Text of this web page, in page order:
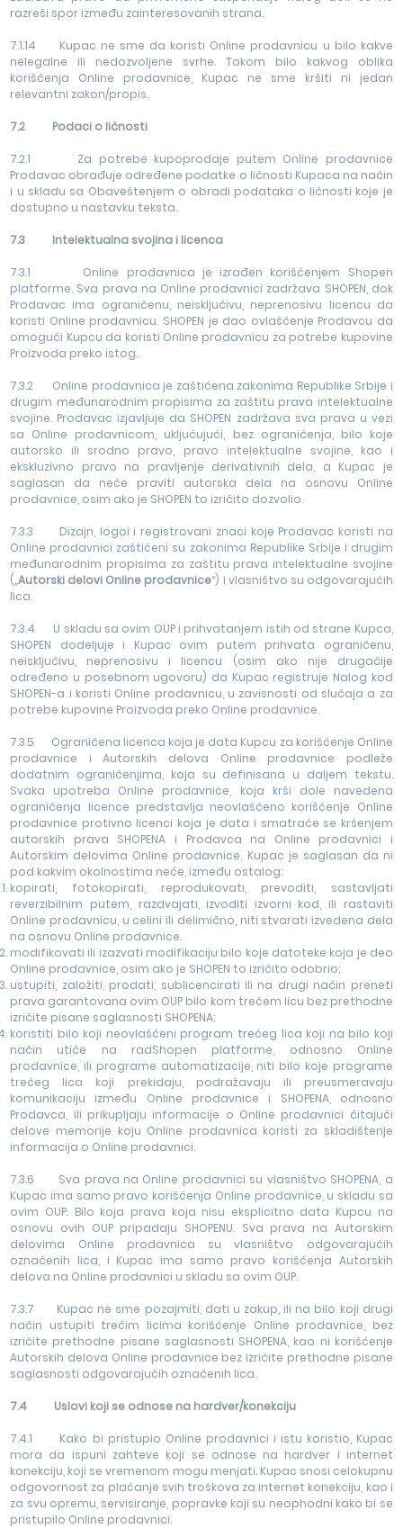
razreši spor između zainteresovanih strana.
7.1.14 Kupac ne sme da koristi Online prodavnicu u bilo kakve
nelegalne ili nedozvoljene svrhe. Tokom bilo kakvog oblika
korišćenja Online prodavnice, Kupac ne sme kršiti ni jedan
relevantni zakon/propis.
7.2 Podaci o ličnosti
7.2.1 Za potrebe kupoprodaje putem Online prodavnice
Prodavac obrađuje određene podatke o ličnosti Kupaca na način
i u skladu sa Obaveštenjem o obradi podataka o ličnosti koje je
dostupno u nastavku teksta.
7.3 Intelektualna svojina i licenca
7.3.1 Online prodavnica je izrađen korišćenjem Shopen
platforme. Sva prava na Online prodavnici zadržava SHOPEN, dok
Prodavac ima ograničenu, neisključivu, neprenosivu licencu da
koristi Online prodavnicu. SHOPEN je dao ovlašćenje Prodavcu da
omogući Kupcu da koristi Online prodavnicu za potrebe kupovine
Proizvoda preko istog.
7.3.2 Online prodavnica je zaštićena zakonima Republike Srbije i
drugim međunarodnim propisima za zaštitu prava intelektualne
svojine. Prodavac izjavljuje da SHOPEN zadržava sva prava u vezi
sa Online prodavnicom, uključujući, bez ograničenja, bilo koje
autorsko ili srodno pravo, pravo intelektualne svojine, kao i
ekskluzivno pravo na pravljenje derivativnih dela, a Kupac je
saglasan da neće praviti autorska dela na osnovu Online
prodavnice, osim ako je SHOPEN to izričito dozvolio.
7.3.3 Dizajn, logoi i registrovani znaci koje Prodavac koristi na
Online prodavnici zaštićeni su zakonima Republike Srbije i drugim
međunarodnim propisima za zaštitu prava intelektualne svojine
(„Autorski delovi Online prodavnice“) i vlasništvo su odgovarajućih
lica.
7.3.4 U skladu sa ovim OUP i prihvatanjem istih od strane Kupca,
SHOPEN dodeljuje i Kupac ovim putem prihvata ograničenu,
neisključivu, neprenosivu i licencu (osim ako nije drugačije
određeno u posebnom ugovoru) da Kupac registruje Nalog kod
SHOPEN-a i koristi Online prodavnicu, u zavisnosti od slučaja a za
potrebe kupovine Proizvoda preko Online prodavnice.
7.3.5 Ograničena licenca koja je data Kupcu za korišćenje Online
prodavnice i Autorskih delova Online prodavnice podleže
dodatnim ograničenjima, koja su definisana u daljem tekstu.
Svaka upotreba Online prodavnice, koja krši dole navedena
ograničenja licence predstavlja neovlašćeno korišćenje Online
prodavnice protivno licenci koja je data i smatraće se kršenjem
autorskih prava SHOPENA i Prodavca na Online prodavnici i
Autorskim delovima Online prodavnice. Kupac je saglasan da ni
pod kakvim okolnostima neće, između ostalog:
kopirati, fotokopirati, reprodukovati, prevoditi, sastavljati
reverzibilnim putem, razdvajati, izvoditi izvorni kod, ili rastaviti
Online prodavnicu, u celini ili delimično, niti stvarati izvedena dela
na osnovu Online prodavnice.
modifikovati ili izazvati modifikaciju bilo koje datoteke koja je deo
Online prodavnice, osim ako je SHOPEN to izričito odobrio;
ustupiti, založiti, prodati, sublicencirati ili na drugi način preneti
prava garantovana ovim OUP bilo kom trećem licu bez prethodne
izričite pisane saglasnosti SHOPENA;
koristiti bilo koji neovlašćeni program trećeg lica koji na bilo koji
način utiče na radShopen platforme, odnosno Online
prodavnice, ili programe automatizacije, niti bilo koje programe
trećeg lica koji prekidaju, podražavaju ili preusmeravaju
komunikaciju između Online prodavnice i SHOPENA, odnosno
Prodavca, ili prikupljaju informacije o Online prodavnici čitajući
delove memorije koju Online prodavnica koristi za skladištenje
informacija o Online prodavnici.
7.3.6 Sva prava na Online prodavnici su vlasništvo SHOPENA, a
Kupac ima samo pravo korišćenja Online prodavnice, u skladu sa
ovim OUP. Bilo koja prava koja nisu eksplicitno data Kupcu na
osnovu ovih OUP pripadaju SHOPENU. Sva prava na Autorskim
delovima Online prodavnica su vlasništvo odgovarajućih
označenih lica, i Kupac ima samo pravo korišćenja Autorskih
delova na Online prodavnici u skladu sa ovim OUP.
7.3.7 Kupac ne sme pozajmiti, dati u zakup, ili na bilo koji drugi
način ustupiti trećim licima korišćenje Online prodavnice, bez
izričite prethodne pisane saglasnosti SHOPENA, kao ni korišćenje
Autorskih delova Online prodavnice bez izričite prethodne pisane
saglasnosti odgovarajućih označenih lica.
7.4 Uslovi koji se odnose na hardver/konekciju
7.4.1 Kako bi pristupio Online prodavnici i istu koristio, Kupac
mora da ispuni zahteve koji se odnose na hardver i internet
konekciju, koji se vremenom mogu menjati. Kupac snosi celokupnu
odgovornost za plaćanje svih troškova za internet konekciju, kao i
za svu opremu, servisiranje, popravke koji su neophodni kako bi se
pristupilo Online prodavnici.